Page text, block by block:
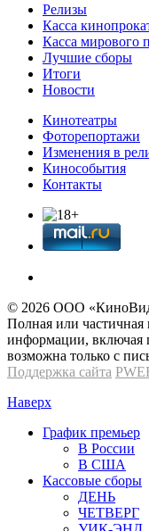
Релизы
Касса
Касса мирового
Лучшие сборы
Итоги
Новости
Кинотеатры
Фоторепортажи
Изменения в
Кинособытия
Контакты
© 2026 OOО
Полная или частичная
информации, включая
возможна только с
Поддержка сайта
Наверх
График премьер
В России
В США
Кассовые сборы
ДЕНЬ
ЧЕТВЕРГ